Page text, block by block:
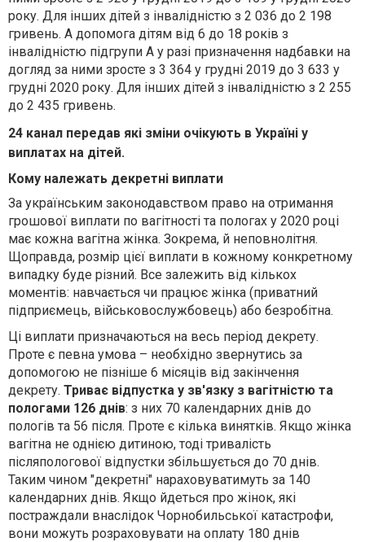
року. Для інших дітей з інвалідністю з 2 036 до 2 198
гривень. А допомога дітям від 6 до 18 років з
інвалідністю підгрупи А у разі призначення надбавки на
догляд за ними зросте з 3 364 у грудні 2019 до 3 633 у
грудні 2020 року. Для інших дітей з інвалідністю з 2 255
до 2 435 гривень.
24 канал передав які зміни очікують в Україні у
виплатах на дітей.
Кому належать декретні виплати
За українським законодавством право на отримання
грошової виплати по вагітності та пологах у 2020 році
має кожна вагітна жінка. Зокрема, й неповнолітня.
Щоправда, розмір цієї виплати в кожному конкретному
випадку буде різний. Все залежить від кількох
моментів: навчається чи працює жінка (приватний
підприємець, військовослужбовець) або безробітна.
Ці виплати призначаються на весь період декрету.
Проте є певна умова – необхідно звернутись за
допомогою не пізніше 6 місяців від закінчення
декрету. Триває відпустка у зв'язку з вагітністю та
пологами 126 днів: з них 70 календарних днів до
пологів та 56 після. Проте є кілька винятків. Якщо жінка
вагітна не однією дитиною, тоді тривалість
післяпологової відпустки збільшується до 70 днів.
Таким чином "декретні" нараховуватимуть за 140
календарних днів. Якщо йдеться про жінок, які
постраждали внаслідок Чорнобильської катастрофи,
вони можуть розраховувати на оплату 180 днів